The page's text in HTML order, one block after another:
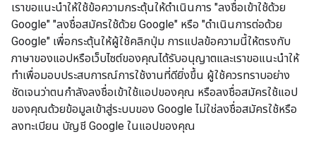
เราขอแนะนำให้ใช้ข้อความกระตุ้นให้ดำเนินการ "ลงชื่อเข้าใช้ด้วย
Google" "ลงชื่อสมัครใช้ด้วย Google" หรือ "ดำเนินการต่อด้วย
Google" เพื่อกระตุ้นให้ผู้ใช้คลิกปุ่ม การแปลข้อความนี้ให้ตรงกับ
ภาษาของแอปหรือเว็บไซต์ของคุณได้รับอนุญาตและเราขอแนะนำให้
ทำเพื่อมอบประสบการณ์การใช้งานที่ดียิ่งขึ้น ผู้ใช้ควรทราบอย่าง
ชัดเจนว่าตนกำลังลงชื่อเข้าใช้แอปของคุณ หรือลงชื่อสมัครใช้แอป
ของคุณด้วยข้อมูลเข้าสู่ระบบของ Google ไม่ใช่ลงชื่อสมัครใช้หรือ
ลงทะเบียน บัญชี Google ในแอปของคุณ